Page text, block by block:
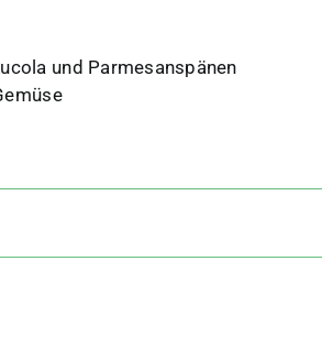
und Parmesanspänen